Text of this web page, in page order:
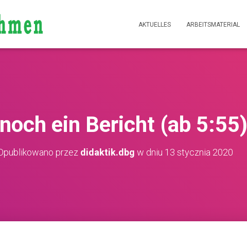
AKTUELLES ARBEITSMATERIAL
ein Bericht (ab 5:55)
przez didaktik.dbg w dniu 13 stycznia 2020